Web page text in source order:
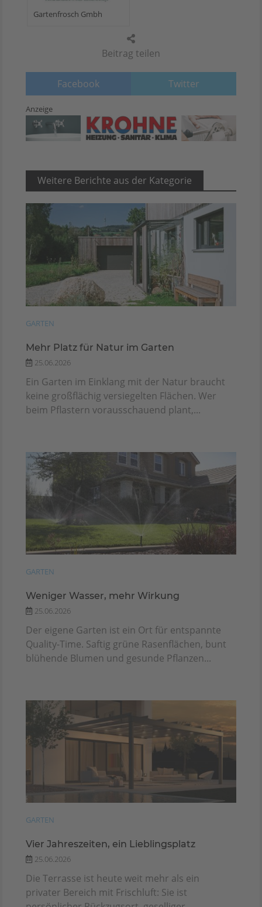
Beitrag teilen
Facebook Twitter
Gartenfrosch Gmbh
Anzeige
Weitere Berichte aus der Kategorie
GARTEN
Mehr Platz für Natur im Garten
25.06.2026
Ein Garten im Einklang mit der Natur braucht
keine großflächig versiegelten Flächen. Wer
beim Pflastern vorausschauend plant,...
GARTEN
Weniger Wasser, mehr Wirkung
25.06.2026
Der eigene Garten ist ein Ort für entspannte
Quality-Time. Saftig grüne Rasenflächen, bunt
blühende Blumen und gesunde Pflanzen...
GARTEN
Vier Jahreszeiten, ein Lieblingsplatz
25.06.2026
Die Terrasse ist heute weit mehr als ein
privater Bereich mit Frischluft: Sie ist